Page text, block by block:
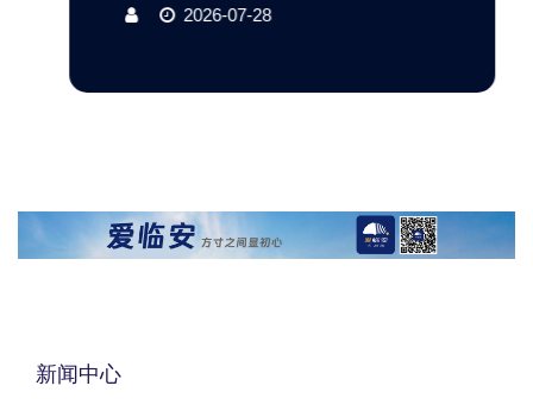
2026-07-28
新闻中心